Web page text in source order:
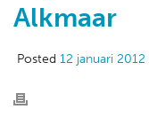
Alkmaar
Posted 12 januari 2012